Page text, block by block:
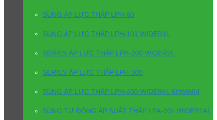
SÚNG ÁP LỰC THẤP LPH-80
SÚNG ÁP LỰC THẤP LPH-101 WIDER1L
SERIES ÁP LỰC THẤP LPH-200 WIDER2L
SERIES ÁP LỰC THẤP LPH-300
SÚNG ÁP LỰC THẤP LPH-400 WIDER4L KIWAMI4
SÚNG TỰ ĐỘNG ÁP SUẤT THẤP LPA-101 WIDER1AL